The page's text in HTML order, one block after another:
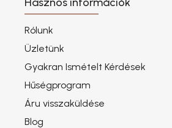
Rólunk
Üzletünk
Gyakran Ismételt Kérdések
Hűségprogram
Áru visszaküldése
Blog